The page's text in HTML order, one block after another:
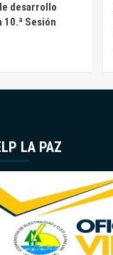
desarrollo
10.ª Sesión
LA PAZ